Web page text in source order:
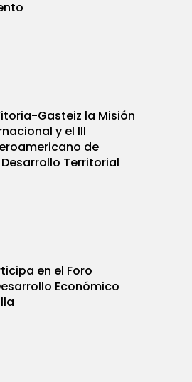
Gasteiz la Misión
y el III
de
Territorial
en el Foro
Económico